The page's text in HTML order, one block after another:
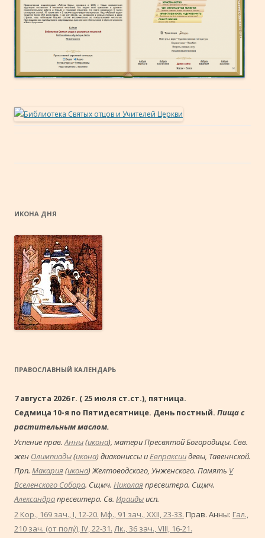
ИКОНА ДНЯ
ПРАВОСЛАВНЫЙ КАЛЕНДАРЬ
7 августа 2026 г. ( 25 июля ст.ст.), пятница.
Седмица 10-я по Пятидесятнице. День постный. Пища с
растительным маслом.
Успение прав.Анны(икона), матери Пресвятой Богородицы. Свв.
жен Олимпиады(икона) диакониссы иЕвпраксиидевы, Тавеннской.
Прп. Макария(икона) Желтоводского, Унженского. Память V
Вселенского Собора. Сщмч. Николаяпресвитера. Сщмч.
Александрапресвитера. Св. Ираидыисп.
2 Кор., 169 зач., I, 12-20. Мф., 91 зач., XXII, 23-33. Прав. Анны: Гал.,
210 зач. (от полу́), IV, 22-31. Лк., 36 зач., VIII, 16-21.